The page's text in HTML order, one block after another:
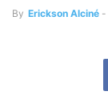
By Erickson Alciné -